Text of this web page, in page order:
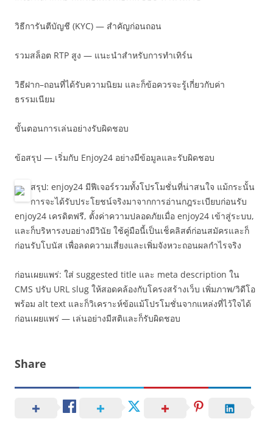
วิธีการันตีบัญชี (KYC) — สำคัญก่อนถอน
รวมสล็อต RTP สูง — แนะนำสำหรับการทำเทิร์น
วิธีฝาก–ถอนที่ได้รับความนิยม และก็ข้อควรจะรู้เกี่ยวกับค่า
ธรรมเนียม
ขั้นตอนการเล่นอย่างรับผิดชอบ
ข้อสรุป — เริ่มกับ Enjoy24 อย่างมีข้อมูลและรับผิดชอบ
สรุป: enjoy24 มีฟีเจอร์รวมทั้งโปรโมชั่นที่น่าสนใจ แม้กระนั้น
การจะได้รับประโยชน์จริงมาจากการอ่านกฎระเบียบก่อนรับ
enjoy24 เครดิตฟรี, ตั้งค่าความปลอดภัยเมื่อ enjoy24 เข้าสู่ระบบ,
และก็บริหารงบอย่างมีวินัย ใช้คู่มือนี้เป็นเช็คลิสต์ก่อนสมัครและก็
ก่อนรับโบนัส เพื่อลดความเสี่ยงและเพิ่มจังหวะถอนผลกำไรจริง
ก่อนเผยแพร่: ใส่ suggested title และ meta description ใน
CMS ปรับ URL slug ให้สอดคล้องกับโครงสร้างเว็บ เพิ่มภาพ/วิดีโอ
พร้อม alt text และก็วิเคราะห์ข้อแม้โปรโมชั่นจากแหล่งที่ไว้ใจได้
ก่อนเผยแพร่ — เล่นอย่างมีสติและก็รับผิดชอบ
Share